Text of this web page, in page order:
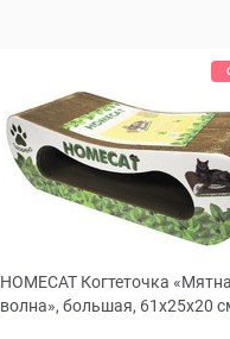
HOMECAT Когтеточка
волна», большая, 61x25x20